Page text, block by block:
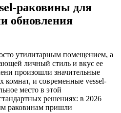
раковины для
обновления
утилитарным помещением, а
личный стиль и вкус ее
произошли значительные
комнат, и современные vessel-
место в этой
решениях: в 2026
раковинам пришли